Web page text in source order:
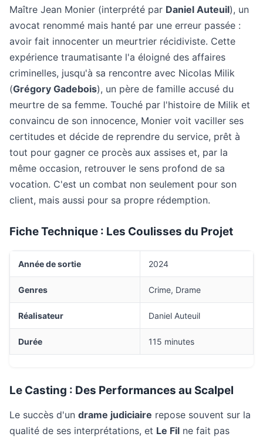
Maître Jean Monier (interprété par Daniel Auteuil), un
avocat renommé mais hanté par une erreur passée :
avoir fait innocenter un meurtrier récidiviste. Cette
expérience traumatisante l'a éloigné des affaires
criminelles, jusqu'à sa rencontre avec Nicolas Milik
(Grégory Gadebois), un père de famille accusé du
meurtre de sa femme. Touché par l'histoire de Milik et
convaincu de son innocence, Monier voit vaciller ses
certitudes et décide de reprendre du service, prêt à
tout pour gagner ce procès aux assises et, par la
même occasion, retrouver le sens profond de sa
vocation. C'est un combat non seulement pour son
client, mais aussi pour sa propre rédemption.
Fiche Technique : Les Coulisses du Projet
Année de sortie 2024
Genres Crime, Drame
Réalisateur Daniel Auteuil
Durée 115 minutes
Le Casting : Des Performances au Scalpel
Le succès d'un drame judiciaire repose souvent sur la
qualité de ses interprétations, et Le Fil ne fait pas